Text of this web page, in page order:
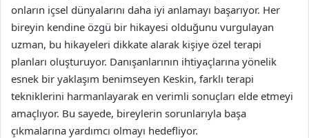
onların içsel dünyalarını daha iyi anlamayı başarıyor. Her
bireyin kendine özgü bir hikayesi olduğunu vurgulayan
uzman, bu hikayeleri dikkate alarak kişiye özel terapi
planları oluşturuyor. Danışanlarının ihtiyaçlarına yönelik
esnek bir yaklaşım benimseyen Keskin, farklı terapi
tekniklerini harmanlayarak en verimli sonuçları elde etmeyi
amaçlıyor. Bu sayede, bireylerin sorunlarıyla başa
çıkmalarına yardımcı olmayı hedefliyor.